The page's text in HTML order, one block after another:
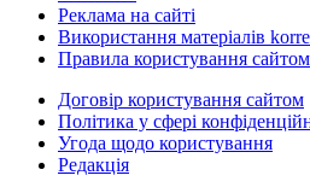
Реклама на сайті
Використання матеріалів
Правила користування сайтом
Договір користування сайтом
Політика у сфері
Угода щодо користування
Редакція